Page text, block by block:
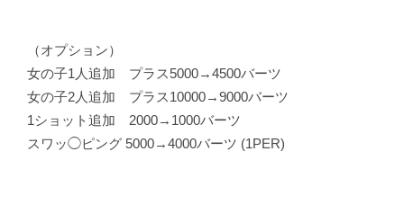
（オプション）
女の子1人追加 プラス5000→4500バーツ
女の子2人追加 プラス10000→9000バーツ
1ショット追加 2000→1000バーツ
スワッ◯ピング 5000→4000バーツ (1PER)